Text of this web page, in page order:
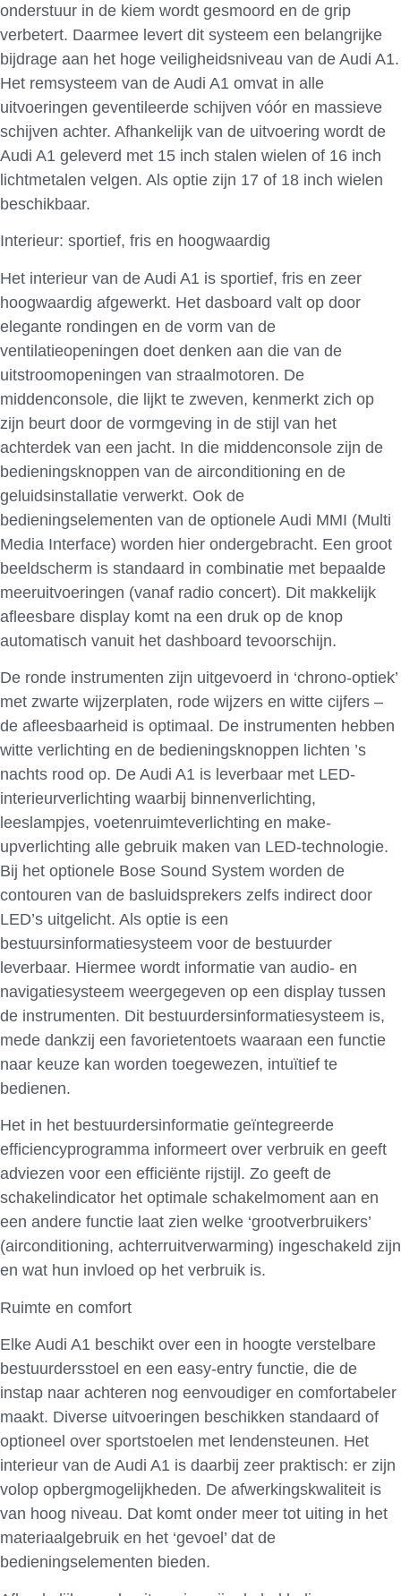
onderstuur in de kiem wordt gesmoord en de grip
verbetert. Daarmee levert dit systeem een belangrijke
bijdrage aan het hoge veiligheidsniveau van de Audi A1.
Het remsysteem van de Audi A1 omvat in alle
uitvoeringen geventileerde schijven vóór en massieve
schijven achter. Afhankelijk van de uitvoering wordt de
Audi A1 geleverd met 15 inch stalen wielen of 16 inch
lichtmetalen velgen. Als optie zijn 17 of 18 inch wielen
beschikbaar.
Interieur: sportief, fris en hoogwaardig
Het interieur van de Audi A1 is sportief, fris en zeer
hoogwaardig afgewerkt. Het dasboard valt op door
elegante rondingen en de vorm van de
ventilatieopeningen doet denken aan die van de
uitstroomopeningen van straalmotoren. De
middenconsole, die lijkt te zweven, kenmerkt zich op
zijn beurt door de vormgeving in de stijl van het
achterdek van een jacht. In die middenconsole zijn de
bedieningsknoppen van de airconditioning en de
geluidsinstallatie verwerkt. Ook de
bedieningselementen van de optionele Audi MMI (Multi
Media Interface) worden hier ondergebracht. Een groot
beeldscherm is standaard in combinatie met bepaalde
meeruitvoeringen (vanaf radio concert). Dit makkelijk
afleesbare display komt na een druk op de knop
automatisch vanuit het dashboard tevoorschijn.
De ronde instrumenten zijn uitgevoerd in ‘chrono-optiek’
met zwarte wijzerplaten, rode wijzers en witte cijfers –
de afleesbaarheid is optimaal. De instrumenten hebben
witte verlichting en de bedieningsknoppen lichten ’s
nachts rood op. De Audi A1 is leverbaar met LED-
interieurverlichting waarbij binnenverlichting,
leeslampjes, voetenruimteverlichting en make-
upverlichting alle gebruik maken van LED-technologie.
Bij het optionele Bose Sound System worden de
contouren van de basluidsprekers zelfs indirect door
LED’s uitgelicht. Als optie is een
bestuursinformatiesysteem voor de bestuurder
leverbaar. Hiermee wordt informatie van audio- en
navigatiesysteem weergegeven op een display tussen
de instrumenten. Dit bestuurdersinformatiesysteem is,
mede dankzij een favorietentoets waaraan een functie
naar keuze kan worden toegewezen, intuïtief te
bedienen.
Het in het bestuurdersinformatie geïntegreerde
efficiencyprogramma informeert over verbruik en geeft
adviezen voor een efficiënte rijstijl. Zo geeft de
schakelindicator het optimale schakelmoment aan en
een andere functie laat zien welke ‘grootverbruikers’
(airconditioning, achterruitverwarming) ingeschakeld zijn
en wat hun invloed op het verbruik is.
Ruimte en comfort
Elke Audi A1 beschikt over een in hoogte verstelbare
bestuurdersstoel en een easy-entry functie, die de
instap naar achteren nog eenvoudiger en comfortabeler
maakt. Diverse uitvoeringen beschikken standaard of
optioneel over sportstoelen met lendensteunen. Het
interieur van de Audi A1 is daarbij zeer praktisch: er zijn
volop opbergmogelijkheden. De afwerkingskwaliteit is
van hoog niveau. Dat komt onder meer tot uiting in het
materiaalgebruik en het ‘gevoel’ dat de
bedieningselementen bieden.